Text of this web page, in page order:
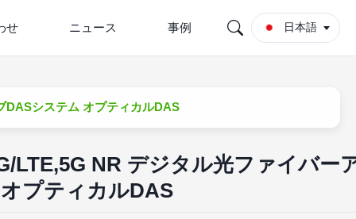
せ ニュース 事例 日本語
DASシステム オプティカルDAS
LTE,5G NR デジタル光ファイバー
プティカルDAS